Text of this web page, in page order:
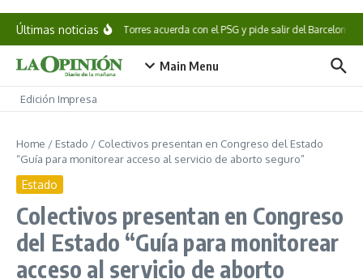
Saltar al contenido
Últimas noticiasFerran Torres acuerda con el PSG y pide salir del Barcelona
Main Menu
Edición Impresa
Home / Estado / Colectivos presentan en Congreso del Estado
“Guía para monitorear acceso al servicio de aborto seguro”
Estado
Colectivos presentan en Congreso
del Estado “Guía para monitorear
acceso al servicio de aborto